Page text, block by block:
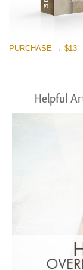
PURCHASE → $13
Helpful